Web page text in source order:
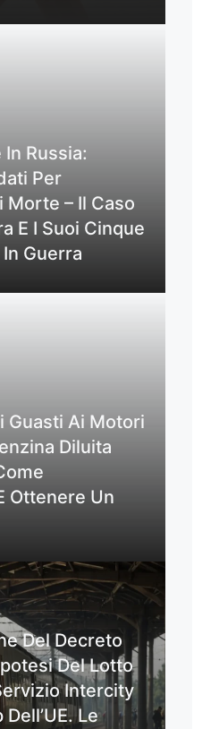
Russia:
Per
Morte – Il Caso
E I Suoi Cinque
Guerra
Guasti Ai Motori
Diluita
Ottenere Un
Del Decreto
Del Lotto
Intercity
Le